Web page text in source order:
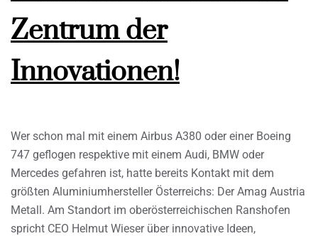
Zentrum der
Innovationen!
Wer schon mal mit einem Airbus A380 oder einer Boeing
747 geflogen respektive mit einem Audi, BMW oder
Mercedes gefahren ist, hatte bereits Kontakt mit dem
größten Aluminiumhersteller Österreichs: Der Amag Austria
Metall. Am Standort im oberösterreichischen Ranshofen
spricht CEO Helmut Wieser über innovative Ideen,